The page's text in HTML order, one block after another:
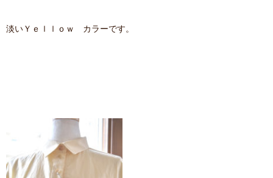
淡いＹｅｌｌｏｗ カラーです。